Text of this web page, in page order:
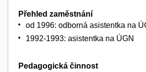
Přehled zaměstnání
od 1996: odborná asistentka na
1992-1993: asistentka na ÚGN
Pedagogická činnost